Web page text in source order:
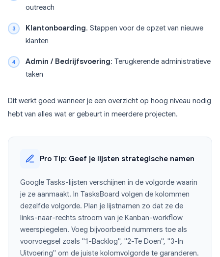
outreach
Klantonboarding. Stappen voor de opzet van nieuwe
klanten
Admin / Bedrijfsvoering: Terugkerende administratieve
taken
Dit werkt goed wanneer je een overzicht op hoog niveau nodig
hebt van alles wat er gebeurt in meerdere projecten.
Pro Tip: Geef je lijsten strategische namen
Google Tasks-lijsten verschijnen in de volgorde waarin
je ze aanmaakt. In TasksBoard volgen de kolommen
dezelfde volgorde. Plan je lijstnamen zo dat ze de
links-naar-rechts stroom van je Kanban-workflow
weerspiegelen. Voeg bijvoorbeeld nummers toe als
voorvoegsel zoals "1-Backlog", "2-Te Doen", "3-In
Uitvoering" om de juiste kolomvolgorde te garanderen.